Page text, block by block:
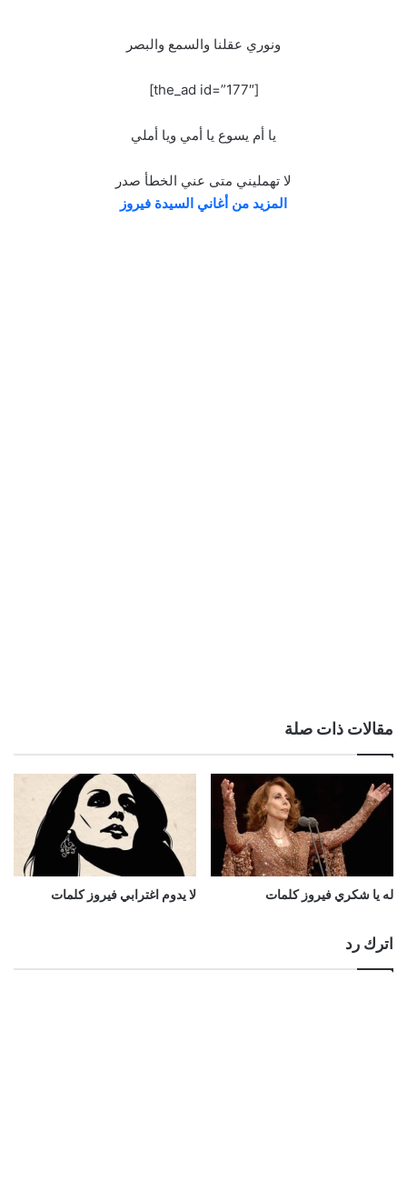
ونوري عقلنا والسمع والبصر
[the_ad id=”177″]
يا أم يسوع يا أمي ويا أملي
لا تهمليني متى عني الخطأ صدر
المزيد من أغاني السيدة فيروز
مقالات ذات صلة
له يا شكري فيروز كلمات لا يدوم اغترابي فيروز كلمات
اترك رد